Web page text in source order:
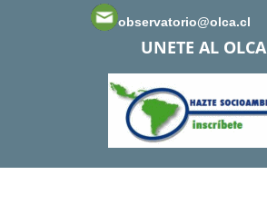
observatorio@olca.cl
UNETE AL OLCA